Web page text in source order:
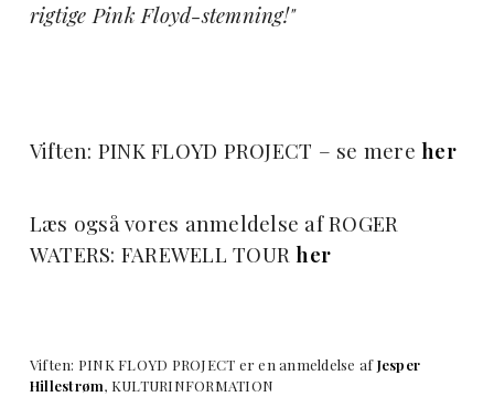
rigtige Pink Floyd-stemning!"
Viften: PINK FLOYD PROJECT – se mereher
Læs også vores anmeldelse af ROGER
WATERS: FAREWELL TOURher
Viften: PINK FLOYD PROJECT er en anmeldelse afJesper
Hillestrøm, KULTURINFORMATION